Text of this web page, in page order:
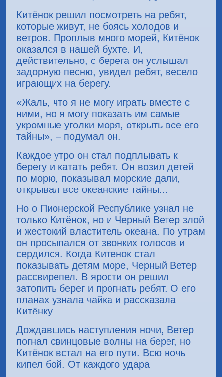
Китёнок решил посмотреть на ребят,
которые живут, не боясь холодов и
ветров. Проплыв много морей, Китёнок
оказался в нашей бухте. И,
действительно, с берега он услышал
задорную песню, увидел ребят, весело
играющих на берегу.
«Жаль, что я не могу играть вместе с
ними, но я могу показать им самые
укромные уголки моря, открыть все его
тайны», – подумал он.
Каждое утро он стал подплывать к
берегу и катать ребят. Он возил детей
по морю, показывал морские дали,
открывал все океанские тайны...
Но о Пионерской Республике узнал не
только Китёнок, но и Черный Ветер злой
и жестокий властитель океана. По утрам
он просыпался от звонких голосов и
сердился. Когда Китёнок стал
показывать детям море, Черный Ветер
рассвирепел. В ярости он решил
затопить берег и прогнать ребят. О его
планах узнала чайка и рассказала
Китёнку.
Дождавшись наступления ночи, Ветер
погнал свинцовые волны на берег, но
Китёнок встал на его пути. Всю ночь
кипел бой. От каждого удара